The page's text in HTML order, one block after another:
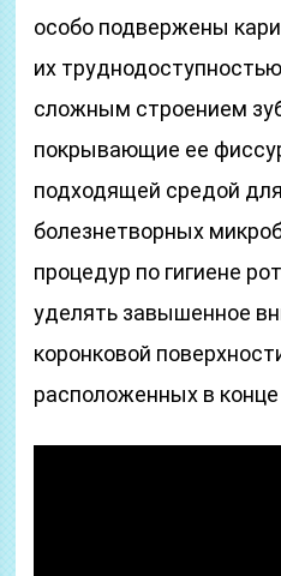
особо подвержены
их
сложным строением
покрывающие ее
подходящей средой
болезнетворных
процедур по гигиене
уделять завышенное
коронковой
расположенных в конце